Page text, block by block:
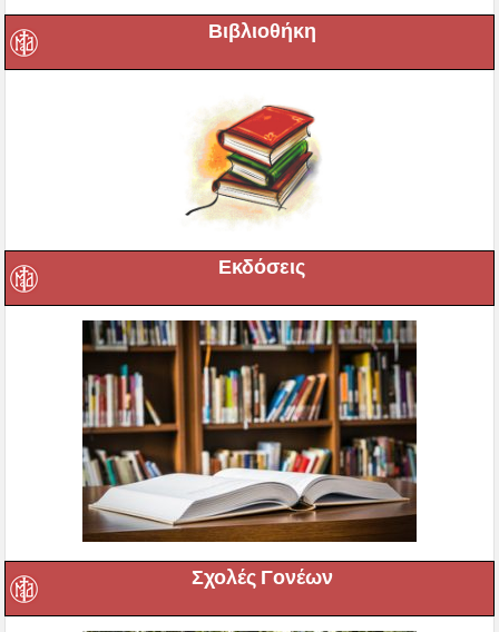
Βιβλιοθήκη
Εκδόσεις
Σχολές Γονέων